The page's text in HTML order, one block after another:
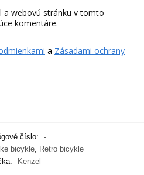
webovú stránku v tomto
komentáre.
a Zásadami ochrany
číslo:
-
bicykle,
Retro bicykle
Kenzel